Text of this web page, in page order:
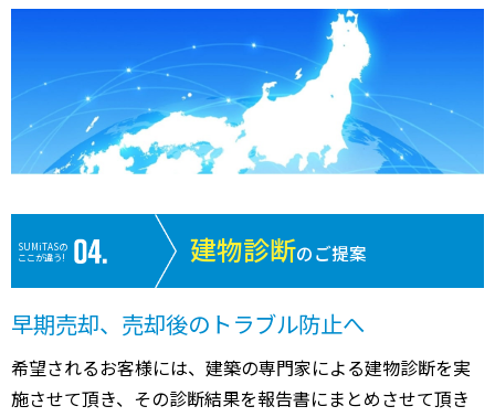
SUMiTASの
ここが違う!
建物診断のご提案
早期売却、売却後のトラブル防止へ
希望されるお客様には、建築の専門家による建物診断を実
施させて頂き、その診断結果を報告書にまとめさせて頂き